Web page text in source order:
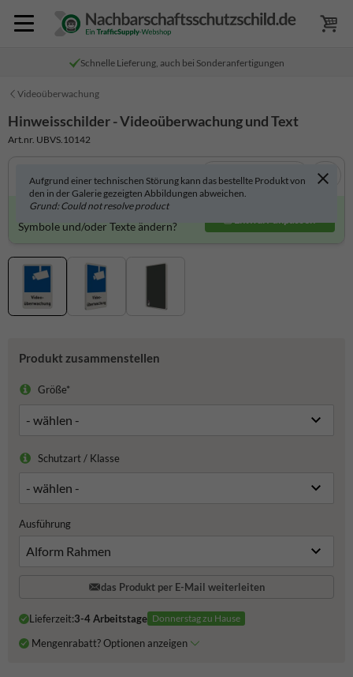
Schnelle Lieferung, auch bei Sonderanfertigungen
Videoüberwachung
Hinweisschilder - Videoüberwachung und Text
Art.nr. UBVS.10142
Aufgrund einer technischen Störung kann das bestellte Produkt von
den in der Galerie gezeigten Abbildungen abweichen.
Grund: Could not resolve product
In 3D anzeigen
Produkt individuell gestalten?
Symbole und/oder Texte ändern?
Entwurf anpassen
Produkt zusammenstellen
Größe*
Schutzart / Klasse
Ausführung
das Produkt per E-Mail weiterleiten
Lieferzeit:3-4 Arbeitstage Donnerstag zu Hause
Mengenrabatt? Optionen anzeigen